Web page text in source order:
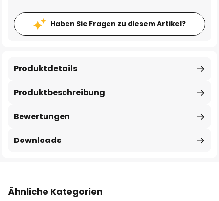
Haben Sie Fragen zu diesem Artikel?
Produktbeschreibung
Produktdetails
Bewertungen
Downloads
Ähnliche Kategorien